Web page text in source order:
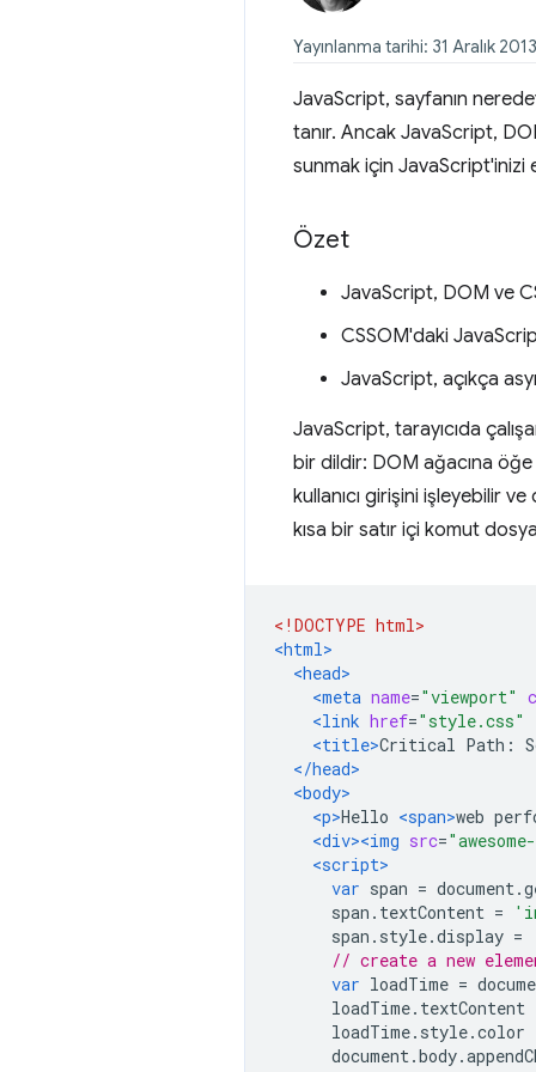
Yayınlanma tarihi: 31 Aralık 2013
JavaScript, sayfanın
tanır. Ancak JavaScript,
sunmak için JavaScript'inizi
Özet
JavaScript, DOM ve
CSSOM'daki
JavaScript, açıkça
JavaScript, tarayıcıda
bir dildir: DOM ağacına
kullanıcı girişini işleyebilir
kısa bir satır içi komut
<!DOCTYPE html>
<html>
<head>
<meta name="viewport"
<link href="style.css"
<title>Critical Path:
</head>
<body>
<p>Hello <span>web
<div><img src=
<script>
var span = document.
span . textContent =
span . style.display =
// create a new
var loadTime =
loadTime. textContent
loadTime. style.color
document.body.